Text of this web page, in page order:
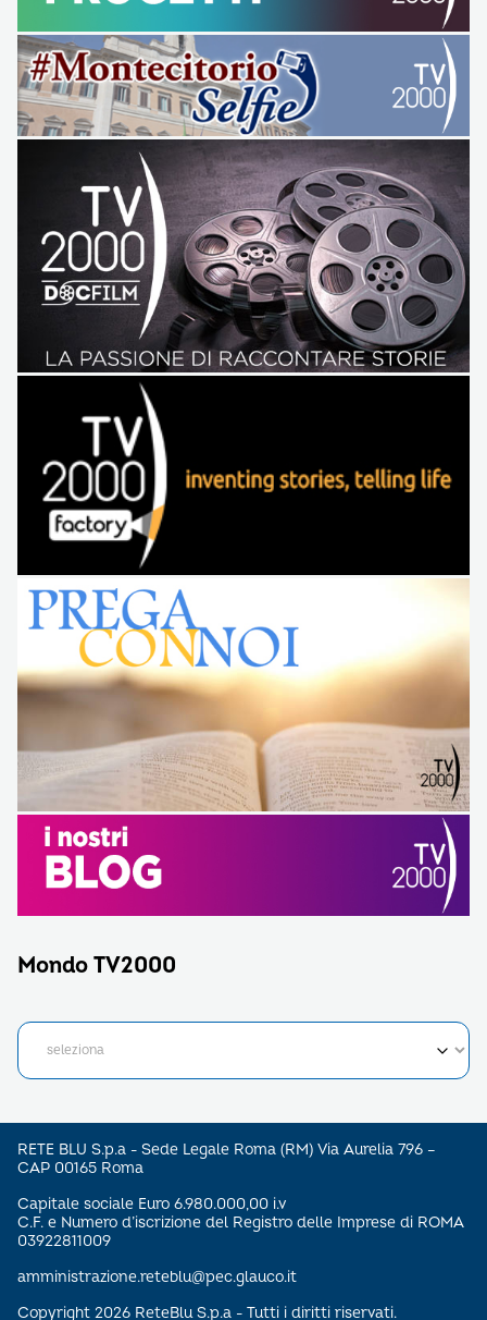
Mondo TV2000
RETE BLU S.p.a - Sede Legale Roma (RM) Via Aurelia 796 –
CAP 00165 Roma
Capitale sociale Euro 6.980.000,00 i.v
C.F. e Numero d’iscrizione del Registro delle Imprese di ROMA
03922811009
amministrazione.reteblu@pec.glauco.it
Copyright 2026 ReteBlu S.p.a - Tutti i diritti riservati.